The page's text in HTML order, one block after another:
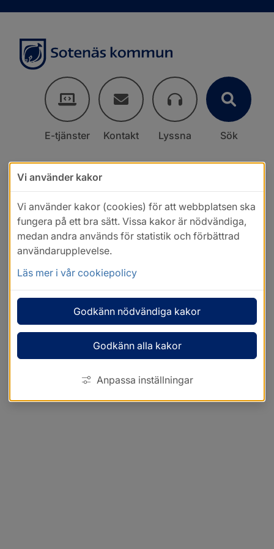
E-tjänster Kontakt Lyssna Sök
Vi använder kakor
Vi använder kakor (cookies) för att webbplatsen ska
fungera på ett bra sätt. Vissa kakor är nödvändiga,
medan andra används för statistik och förbättrad
användarupplevelse.
Läs mer i vår cookiepolicy
Godkänn nödvändiga kakor
Godkänn alla kakor
Anpassa inställningar